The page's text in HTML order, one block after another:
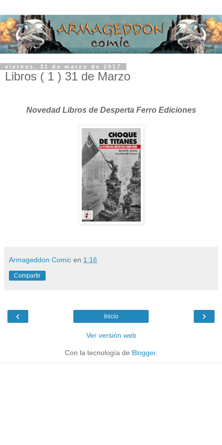
viernes, 31 de marzo de 2017
Libros ( 1 ) 31 de Marzo
Novedad Libros de Desperta Ferro Ediciones
Armageddon Comic en 1:16
Compartir
‹ ›
Inicio
Ver versión web
Con la tecnología de Blogger.